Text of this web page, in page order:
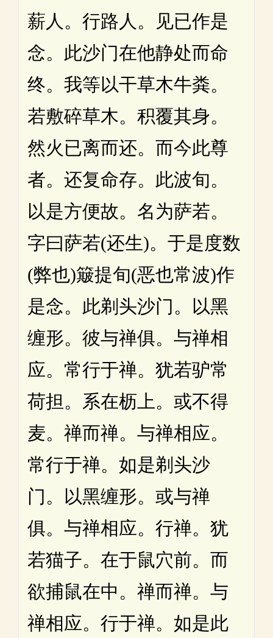
薪人。行路人。见已作是
念。此沙门在他静处而命
终。我等以干草木牛粪。
若敷碎草木。积覆其身。
然火已离而还。而今此尊
者。还复命存。此波旬。
以是方便故。名为萨若。
字曰萨若(还生)。于是度数
(弊也)簸提旬(恶也常波)作
是念。此剃头沙门。以黑
缠形。彼与禅俱。与禅相
应。常行于禅。犹若驴常
荷担。系在枥上。或不得
麦。禅而禅。与禅相应。
常行于禅。如是剃头沙
门。以黑缠形。或与禅
俱。与禅相应。行禅。犹
若猫子。在于鼠穴前。而
欲捕鼠在中。禅而禅。与
禅相应。行于禅。如是此